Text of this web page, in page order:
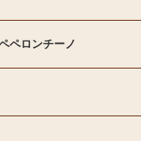
ペロンチーノ